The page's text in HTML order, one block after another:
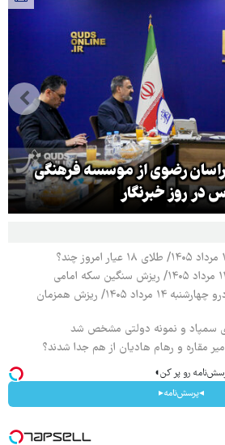
خراسان رضوی از موسسه فرهنگی
در روز خبرنگار
قیمت محصولات ایران خودرو چهارشنبه ۱۴ مرداد ۱۴۰۵/ ریزش همزمان
سمپاد و نمونه دولتی مشخص شد
مقاره و رهام هادیان از هم جدا شدند؟
رو پر کن◖
◂پرسش‌نامه▸